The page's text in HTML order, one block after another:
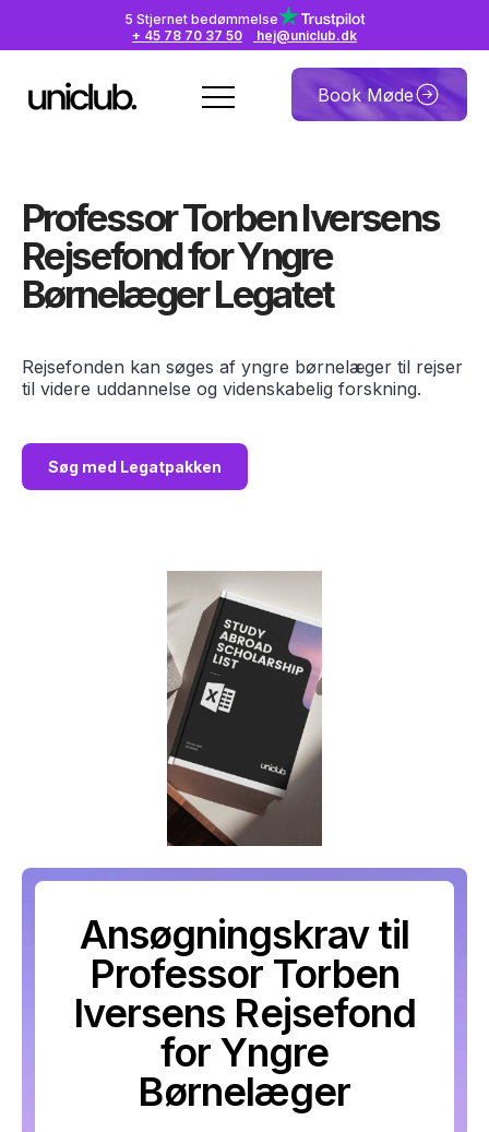
5 Stjernet bedømmelse
+ 45 78 70 37 50
hej@uniclub.dk
Book Møde
Professor Torben Iversens
Rejsefond for Yngre
Børnelæger Legatet
Rejsefonden kan søges af yngre børnelæger til rejser
til videre uddannelse og videnskabelig forskning.
Søg med Legatpakken
Ansøgningskrav til
Professor Torben
Iversens Rejsefond
for Yngre
Børnelæger